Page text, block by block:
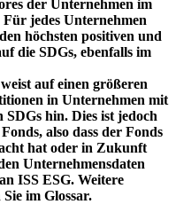
der Unternehmen im
jedes Unternehmen
höchsten positiven und
die SDGs, ebenfalls im
auf einen größeren
in Unternehmen mit
hin. Dies ist jedoch
also dass der Fonds
hat oder in Zukunft
Unternehmensdaten
ISS ESG. Weitere
im Glossar.